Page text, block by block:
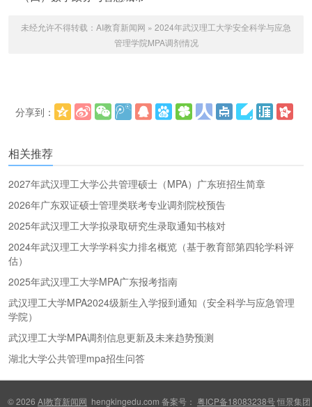
未经允许不得转载： AI教育新闻网 » 2024年武汉理工大学安全科学与应急
管理学院MPA调剂情况
分享到：
相关推荐
2027年武汉理工大学公共管理硕士（MPA）广东班招生简章
2026年广东双证硕士管理类联考专业调剂院校预告
2025年武汉理工大学拟录取研究生录取通知书核对
2024年武汉理工大学学科实力排名概览（基于教育部第四轮学科评
估）
2025年武汉理工大学MPA广东报考指南
武汉理工大学MPA2024级新生入学报到通知（安全科学与应急管理
学院）
武汉理工大学MPA调剂信息更新及未来趋势预测
湖北大学公共管理mpa招生问答
© 2026 AI教育新闻网 hengkingedu.com 备案号： 粤ICP备18083238号恒景集团